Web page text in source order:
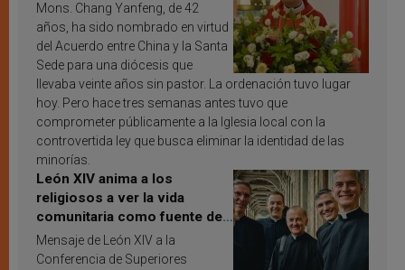
Mons. Chang Yanfeng, de 42
años, ha sido nombrado en virtud
del Acuerdo entre China y la Santa
Sede para una diócesis que
llevaba veinte años sin pastor. La ordenación tuvo lugar
hoy. Pero hace tres semanas antes tuvo que
comprometer públicamente a la Iglesia local con la
controvertida ley que busca eliminar la identidad de las
minorías.
León XIV anima a los
religiosos a ver la vida
comunitaria como fuente de
inspiración y santificación
Mensaje de León XIV a la
Conferencia de Superiores